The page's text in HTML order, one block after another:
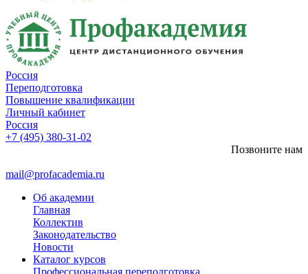
Россия
Переподготовка
Повышение квалификации
Личный кабинет
Россия
+7 (495) 380-31-02
Позвоните нам
mail@profacademia.ru
Об академии
Главная
Коллектив
Законодательство
Новости
Каталог курсов
Профессиональная переподготовка